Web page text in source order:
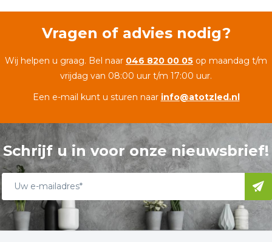
Vragen of advies nodig?
Wij helpen u graag. Bel naar 046 820 00 05 op maandag t/m
vrijdag van 08:00 uur t/m 17:00 uur.
Een e-mail kunt u sturen naar info@atotzled.nl
Schrijf u in voor onze nieuwsbrief!